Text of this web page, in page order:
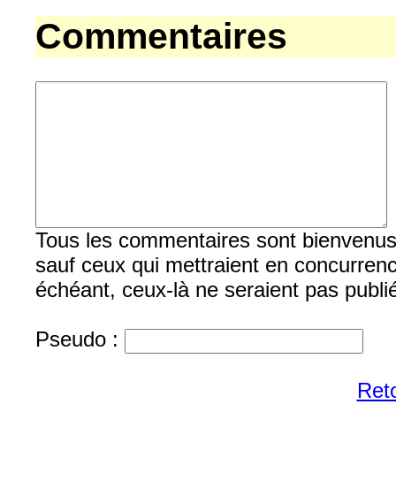
Commentaires
Tous les commentaires sont
sauf ceux qui mettraient en
échéant, ceux-là ne seraient pas
Pseudo :